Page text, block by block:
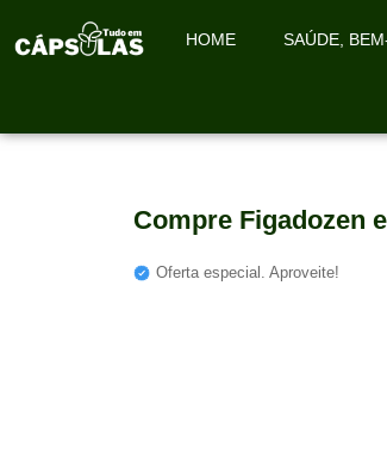
HOME SAÚDE,
Compre Figadozen
Oferta especial. Aproveite!